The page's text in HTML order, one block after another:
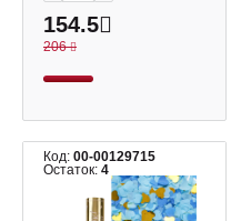
154.5
206
Код: 00-00129715
Остаток: 4